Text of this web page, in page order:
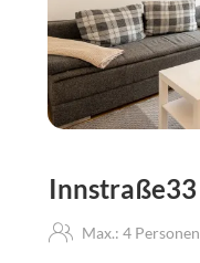
Innstraße33
Max.: 4 Personen